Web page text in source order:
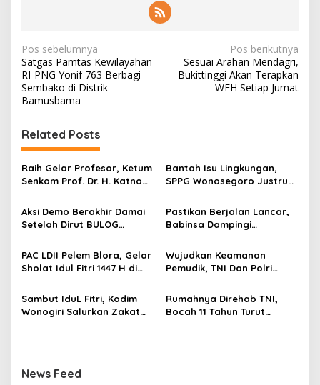
N
a
v
g
a
s
p
o
s
Pos sebelumnya
Satgas Pamtas Kewilayahan
RI-PNG Yonif 763 Berbagi
Sembako di Distrik
Bamusbama
Pos berikutnya
Sesuai Arahan Mendagri,
Bukittinggi Akan Terapkan
WFH Setiap Jumat
Related Posts
Raih Gelar Profesor, Ketum
Senkom Prof. Dr. H. Katno
Ilmiah tentang Paradigma
Baru Pariwisata dan
Bantah Isu Lingkungan,
SPPG Wonosegoro Justru
Boyolali
Aksi Demo Berakhir Damai
Setelah Dirut BULOG
Menyerap Tebu Petani
Blora melalui PT GMM
Pastikan Berjalan Lancar,
Babinsa Dampingi
PAC LDII Pelem Blora, Gelar
Sholat Idul Fitri 1447 H di
Mindi
Wujudkan Keamanan
Pemudik, TNI Dan Polri
Pengamanan Di Terminal
Angkutan
Sambut IduL Fitri, Kodim
Wonogiri Salurkan Zakat
Rumahnya Direhab TNI,
Bocah 11 Tahun Turut
News Feed